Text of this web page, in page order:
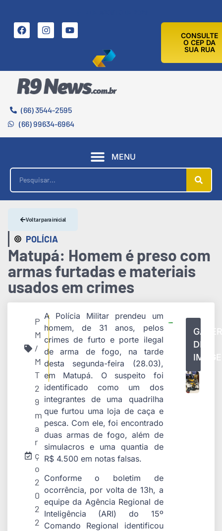
CONSULTE
O CEP DA
SUA RUA
(66) 3544-2595
(66) 99634-6964
MENU
POLÍCIA
Voltar para inicial
Matupá: Homem é preso com
armas furtadas e materiais
usados em crimes
P
M
/
M
T
2
9
m
a
r
ç
o
2
0
2
2
A Polícia Militar prendeu um
homem, de 31 anos, pelos
crimes de furto e porte ilegal
de arma de fogo, na tarde
desta segunda-feira (28.03),
em Matupá. O suspeito foi
identificado como um dos
integrantes de uma quadrilha
que furtou uma loja de caça e
pesca. Com ele, foi encontrado
duas armas de fogo, além de
simulacros e uma quantia de
R$ 4.500 em notas falsas.
Conforme o boletim de
ocorrência, por volta de 13h, a
equipe da Agência Regional de
Inteligência (ARI) do 15º
Comando Regional identificou
DE